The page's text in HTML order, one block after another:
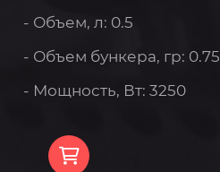
- Объем, л: 0.5
- Объем бункера, гр: 0.75
- Мощность, Вт: 3250